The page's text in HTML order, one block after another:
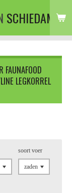
SCHIEDAM
FAUNAFOOD
LEGKORREL
soort voer